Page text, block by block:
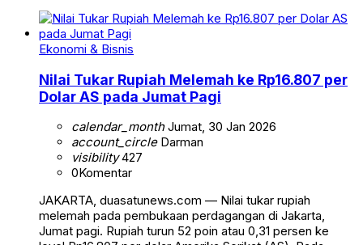
Ekonomi & Bisnis
Nilai Tukar Rupiah Melemah ke Rp16.807 per
Dolar AS pada Jumat Pagi
calendar_monthJumat, 30 Jan 2026
account_circleDarman
visibility427
0Komentar
JAKARTA, duasatunews.com — Nilai tukar rupiah
melemah pada pembukaan perdagangan di Jakarta,
Jumat pagi. Rupiah turun 52 poin atau 0,31 persen ke